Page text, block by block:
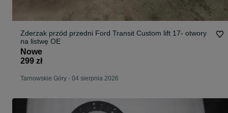
Zderzak przód przedni Ford Transit Custom lift 17- otwory
na listwę OE
Nowe
299 zł
Tarnowskie Góry - 04 sierpnia 2026